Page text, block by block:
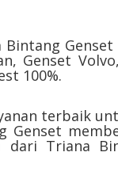
Genset
100%.
terbaik
Genset
Triana